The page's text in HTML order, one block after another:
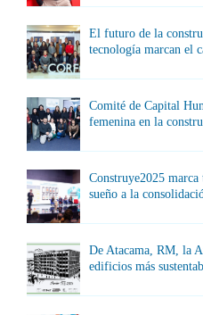
El futuro de la
tecnología marcan el
Comité de Capital
femenina en la
Construye2025
sueño a la
De Atacama, RM, la
edificios más